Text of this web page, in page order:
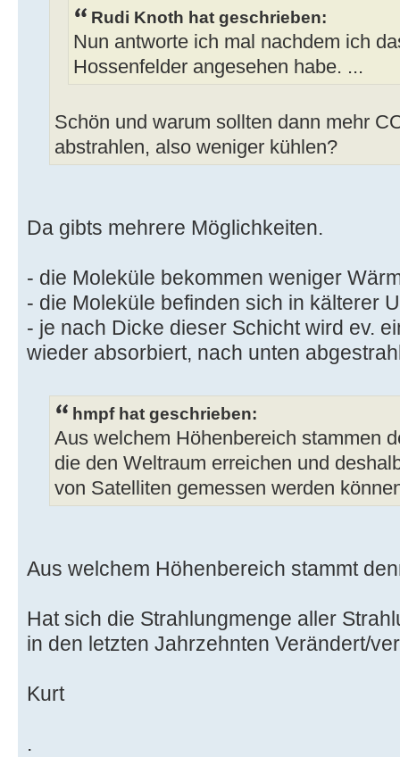
Rudi Knoth hat geschrieben:
Nun antworte ich mal nachdem ich
Hossenfelder angesehen habe. ...
Schön und warum sollten dann mehr
abstrahlen, also weniger kühlen?
Da gibts mehrere Möglichkeiten.
- die Moleküle bekommen weniger
- die Moleküle befinden sich in kälterer
- je nach Dicke dieser Schicht wird ev.
wieder absorbiert, nach unten
hmpf hat geschrieben:
Aus welchem Höhenbereich stammen
die den Weltraum erreichen und
von Satelliten gemessen werden
Aus welchem Höhenbereich stammt
Hat sich die Strahlungmenge aller
in den letzten Jahrzehnten Verändert/
Kurt
.